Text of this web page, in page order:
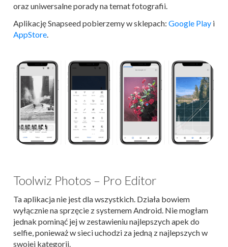
oraz uniwersalne porady na temat fotografii.
Aplikację Snapseed pobierzemy w sklepach: Google Play i
AppStore
Toolwiz Photos – Pro Editor
Ta aplikacja nie jest dla wszystkich. Działa bowiem
wyłącznie na sprzęcie z systemem Android. Nie mogłam
jednak pominąć jej w zestawieniu najlepszych apek do
selfie, ponieważ w sieci uchodzi za jedną z najlepszych w
swojej kategorii.